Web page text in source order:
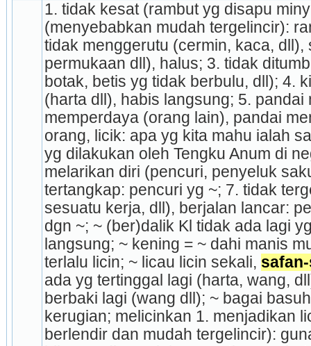
1. tidak kesat (rambut yg disapu
(menyebabkan mudah ter­gelincir):
tidak meng­gerutu (cermin, kaca, dll),
permukaan dll), halus; 3. tidak
botak, betis yg tidak berbulu, dll); 4.
(harta dll), habis langsung; 5. pandai
memperdaya (orang lain), pandai
orang, licik: apa yg kita mahu ialah
yg dilakukan oleh Tengku Anum di
melarikan diri (pencuri, penyeluk
tertangkap: pencuri yg ~; 7. tidak
sesuatu kerja, dll), berjalan lancar:
dgn ~; ~ (ber)dalik Kl tidak ada lagi
langsung; ~ kening = ~ dahi manis
terlalu licin; ~ licau licin sekali,
ada yg tertinggal lagi (harta, wang,
berbaki lagi (wang dll); ~ bagai
kerugian; melicinkan 1. menjadikan
berlendir dan mudah tergelincir):